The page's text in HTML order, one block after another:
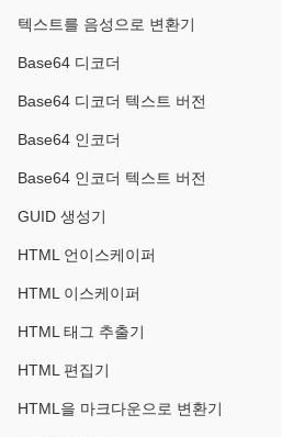
텍스트를 음성으로 변환기
Base64 디코더
Base64 디코더 텍스트 버전
Base64 인코더
Base64 인코더 텍스트 버전
GUID 생성기
HTML 언이스케이퍼
HTML 이스케이퍼
HTML 태그 추출기
HTML 편집기
HTML을 마크다운으로 변환기